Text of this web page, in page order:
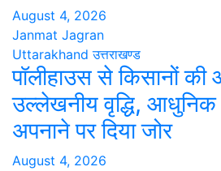
August 4, 2026
Janmat Jagran
Uttarakhand उत्तराखण्ड
पॉलीहाउस से किसानों की
उल्लेखनीय वृद्धि,
अपनाने पर दिया जोर
August 4, 2026